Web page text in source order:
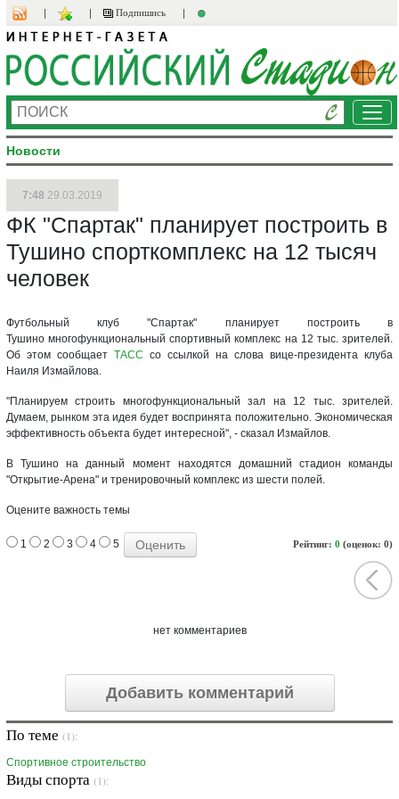
Подпишись
Новости
7:48 29.03.2019
ФК "Спартак" планирует построить в
Тушино спорткомплекс на 12 тысяч
человек
Футбольный клуб "Спартак" планирует построить в
Тушино многофункциональный спортивный комплекс на 12 тыс. зрителей.
Об этом сообщает ТАСС со ссылкой на слова вице-президента клуба
Наиля Измайлова.
"Планируем строить многофункциональный зал на 12 тыс. зрителей.
Думаем, рынком эта идея будет воспринята положительно. Экономическая
эффективность объекта будет интересной", - сказал Измайлов.
В Тушино на данный момент находятся домашний стадион команды
"Открытие-Арена" и тренировочный комплекс из шести полей.
Оцените важность темы
Рейтинг: 0 (оценок: 0)
1 2 3 4 5
нет комментариев
Добавить комментарий
По теме (1):
Спортивное строительство
Виды спорта (1):